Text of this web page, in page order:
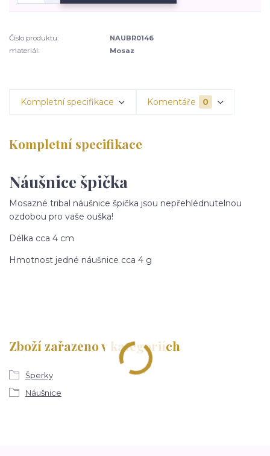
Číslo produktu:
NAUBR0146
materiál:
Mosaz
Kompletní specifikace Komentáře 0
Kompletní specifikace
Náušnice špička
Mosazné tribal náušnice špička jsou nepřehlédnutelnou
ozdobou pro vaše ouška!
Délka cca 4 cm
Hmotnost jedné náušnice cca 4 g
Zboží zařazeno v kategoriích
Šperky
Náušnice